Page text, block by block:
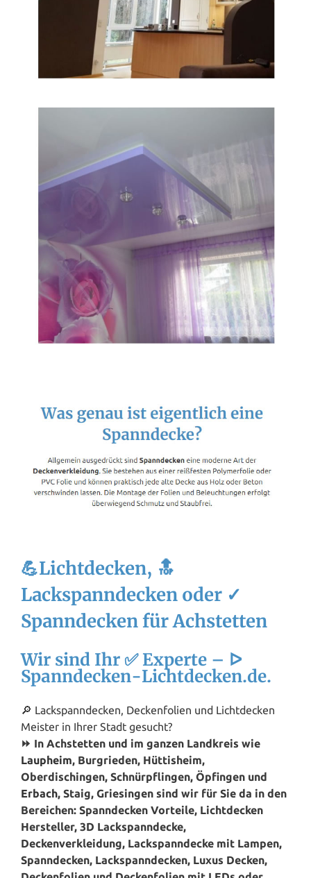
💪Lichtdecken, 🔝
Lackspanndecken oder ✓
Spanndecken für Achstetten
Wir sind Ihr ✅ Experte – ᐅ
Spanndecken-Lichtdecken.de.
🔎 Lackspanndecken, Deckenfolien und Lichtdecken
Meister in Ihrer Stadt gesucht?
⏩ In Achstetten und im ganzen Landkreis wie
Laupheim, Burgrieden, Hüttisheim,
Oberdischingen, Schnürpflingen, Öpfingen und
Erbach, Staig, Griesingen sind wir für Sie da in den
Bereichen: Spanndecken Vorteile, Lichtdecken
Hersteller, 3D Lackspanndecke,
Deckenverkleidung, Lackspanndecke mit Lampen,
Spanndecken, Lackspanndecken, Luxus Decken,